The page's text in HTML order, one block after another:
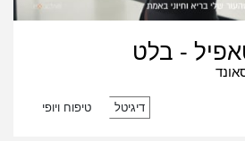
- בלט
דיגיטל טיפוח ויופי